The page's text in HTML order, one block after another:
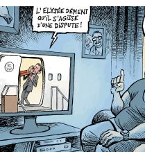
Brexitland
Crise grecque
Guerre en Syrie
L'Iran tremble
La France en marche